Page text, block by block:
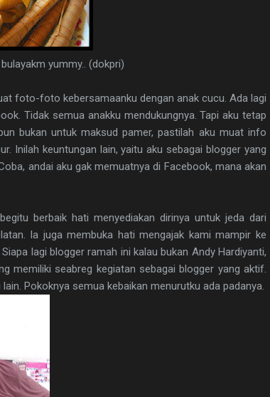
yummy.. (dokpri)
foto-foto kebersamaanku dengan anak cucu. Ada lagi
Tidak semua anakku mendukungnya. Tapi aku tetap
bukan untuk maksud pamer, pastilah aku muat info
Inilah keuntungan lain, yaitu aku sebagai blogger yang
andai aku gak memuatnya di Facebook, mana akan
berbaik hati menyediakan dirinya untuk jeda dari
Ia juga membuka hati mengajak kami mampir ke
lagi blogger ramah ini kalau bukan Andy Hardiyanti,
memiliki seabreg kegiatan sebagai blogger yang aktif.
Pokoknya semua kebaikan menurutku ada padanya.